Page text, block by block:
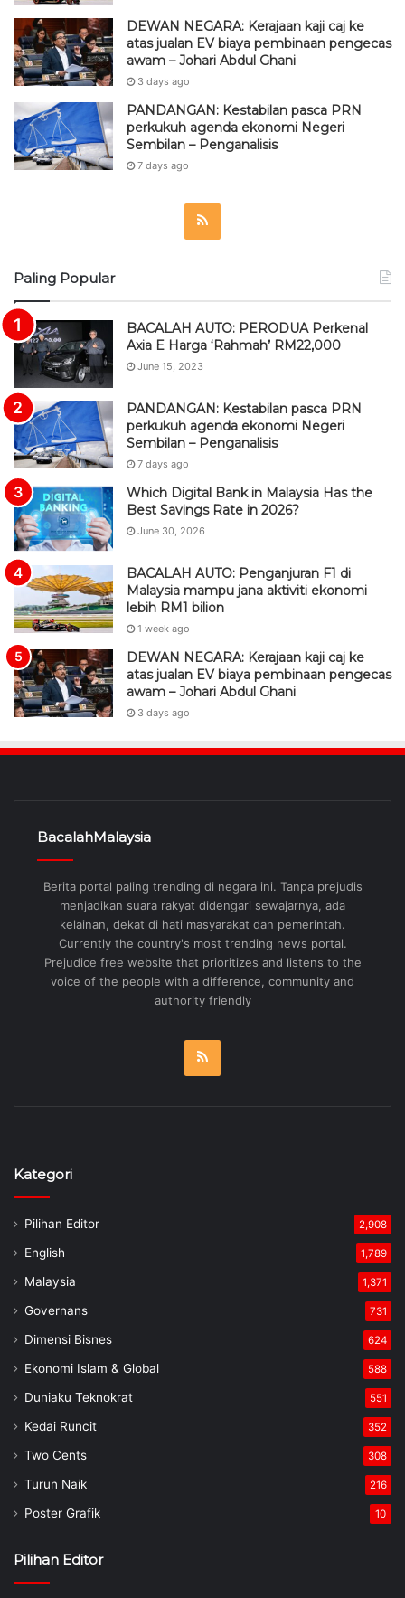
DEWAN NEGARA: Kerajaan kaji caj ke
atas jualan EV biaya pembinaan pengecas
awam – Johari Abdul Ghani
3 days ago
PANDANGAN: Kestabilan pasca PRN
perkukuh agenda ekonomi Negeri
Sembilan – Penganalisis
7 days ago
Paling Popular
BACALAH AUTO: PERODUA Perkenal
Axia E Harga ‘Rahmah’ RM22,000
June 15, 2023
PANDANGAN: Kestabilan pasca PRN
perkukuh agenda ekonomi Negeri
Sembilan – Penganalisis
7 days ago
Which Digital Bank in Malaysia Has the
Best Savings Rate in 2026?
June 30, 2026
BACALAH AUTO: Penganjuran F1 di
Malaysia mampu jana aktiviti ekonomi
lebih RM1 bilion
1 week ago
DEWAN NEGARA: Kerajaan kaji caj ke
atas jualan EV biaya pembinaan pengecas
awam – Johari Abdul Ghani
3 days ago
BacalahMalaysia
Berita portal paling trending di negara ini. Tanpa prejudis
menjadikan suara rakyat didengari sewajarnya, ada
kelainan, dekat di hati masyarakat dan pemerintah.
Currently the country's most trending news portal.
Prejudice free website that prioritizes and listens to the
voice of the people with a difference, community and
authority friendly
Kategori
Pilihan Editor 2,908
English 1,789
Malaysia 1,371
Governans 731
Dimensi Bisnes 624
Ekonomi Islam & Global 588
Duniaku Teknokrat 551
Kedai Runcit 352
Two Cents 308
Turun Naik 216
Poster Grafik 10
Pilihan Editor